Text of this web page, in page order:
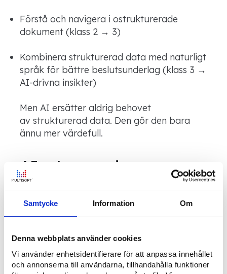
Samtycke Information Om
Denna webbplats använder cookies
Vi använder enhetsidentifierare för att anpassa innehållet
och annonserna till användarna, tillhandahålla funktioner
Förstå och navigera i ostrukturerade
dokument (klass 2 → 3)
Kombinera strukturerad data med naturligt
språk för bättre beslutsunderlag (klass 3 →
AI-drivna insikter)
Men AI ersätter aldrig behovet
av strukturerad data. Den gör den bara
ännu mer värdefull.
AI ♥ Low-code
Vi älskar automatisering och tillgängliggör
kontinuerligt nya AI-tjänster i
Softadmin®.
av funktionalitet.
AI är en naturlig del av både vårt arbete